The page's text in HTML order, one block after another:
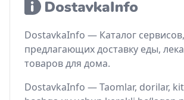
DostavkaInfo — Каталог сервисов,
предлагающих доставку еды,
товаров для дома.
DostavkaInfo — Taomlar, dorilar,